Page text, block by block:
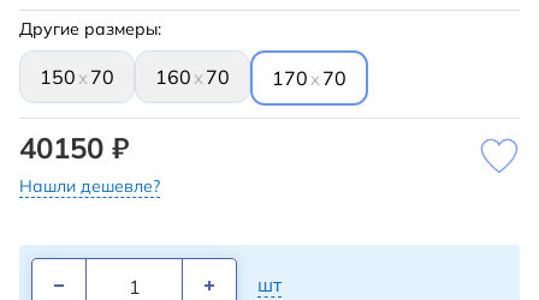
Другие размеры:
150 x 70 160 x 70 170 x 70
40150 ₽
Нашли дешевле?
шт